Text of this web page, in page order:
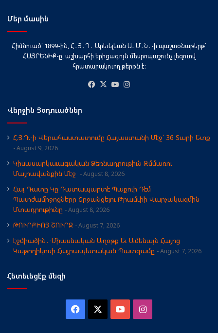
Մեր մասին
Հիմնուած՝ 1899-ին, Հ․Յ․Դ․ Արեւելեան Ա․Մ․Ն․-ի պաշտօնաթերթ՝
ՀԱՅՐԵՆԻՔ-ը, աշխարհի երիցագոյն մեսրոպաշունչ լեզուով
հրատարակուող թերթն է։
Facebook
X YouTube
Վերջին Յօդուածներ
Հ.Յ.Դ.-ի Վերահաստատումը Հայաստանի Մէջ՝ 36 Տարի Ետք
August 9, 2026
Կիսասարկաւագական Ձեռնադրութիւն Զմմառու
Մայրավանքին Մէջ
August 8, 2026
Հայ Դատը Կը Դատապարտէ Պաքուի Դէմ
Պատժամիջոցները Շրջանցելու Թրամփի Վարչակազմին
Մտադրութիւնը
August 8, 2026
ԹՈՒՐՔԻՈՅ ՇՈՒՐՋ August 7, 2026
էջմիածին․-Միասնական Աղօթք Եւ Ամենայն Հայոց
Կաթողիկոսի Հայրապետական Պատգամը
August 7, 2026
Հետեւեցէ՛ք մեզի
Facebook YouTubeInstagram